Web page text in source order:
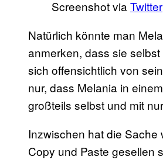
Screenshot via Twitter
Natürlich könnte man
anmerken, dass sie
sich offensichtlich von
nur, dass Melania in
großteils selbst und mit nur
Inzwischen hat die Sache
Copy und Paste gesellen